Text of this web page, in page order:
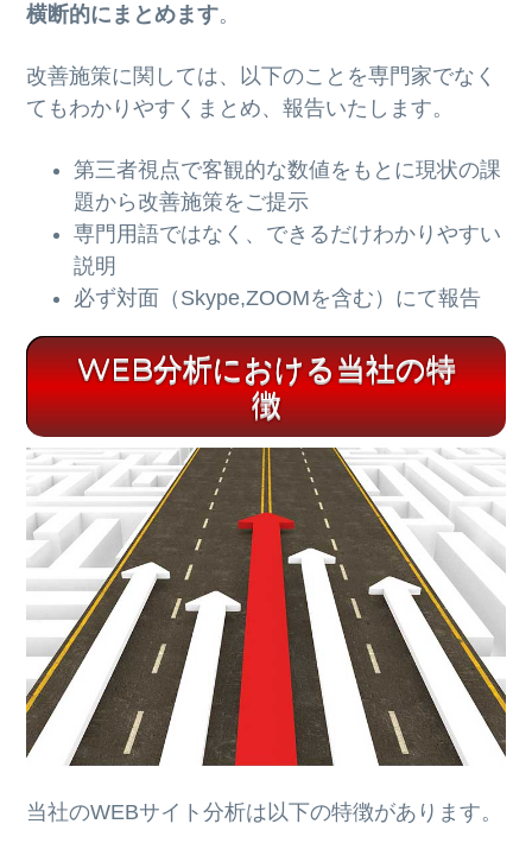
横断的にまとめます。
改善施策に関しては、以下のことを専門家でなく
てもわかりやすくまとめ、報告いたします。
第三者視点で客観的な数値をもとに現状の課
題から改善施策をご提示
専門用語ではなく、できるだけわかりやすい
説明
必ず対面（Skype,ZOOMを含む）にて報告
WEB分析における当社の特
徴
当社のWEBサイト分析は以下の特徴があります。